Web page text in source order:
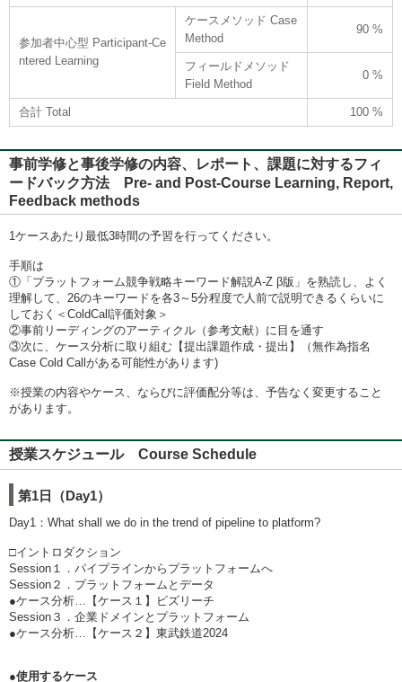
参加者中心型 Participant-Ce
ntered Learning
ケースメソッド Case
Method
90 %
フィールドメソッド
Field Method
0 %
合計 Total 100 %
事前学修と事後学修の内容、レポート、課題に対するフィ
ードバック方法 Pre- and Post-Course Learning, Report,
Feedback methods
1ケースあたり最低3時間の予習を行ってください。
手順は
①「プラットフォーム競争戦略 キーワード解説A-Z β版」を熟読し、よく
理解して、26のキーワードを各3～5分程度で人前で説明できるくらいに
しておく＜ColdCall評価対象＞
②事前リーディングのアーティクル（参考文献）に目を通す
③次に、ケース分析に取り組む【提出課題作成・提出】（無作為指名
Case Cold Callがある可能性があります)
※授業の内容やケース、ならびに評価配分等は、予告なく変更すること
があります。
授業スケジュール Course Schedule
第1日（Day1）
Day1：What shall we do in the trend of pipeline to platform?
□イントロダクション
Session１．パイプラインからプラットフォームへ
Session２．プラットフォームとデータ
●ケース分析…【ケース１】ビズリーチ
Session３．企業ドメインとプラットフォーム
●ケース分析…【ケース２】東武鉄道2024
●使用するケース